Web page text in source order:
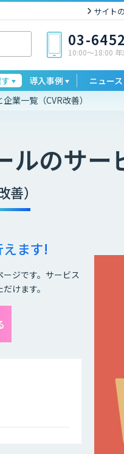
サイト
03-
10:00〜18:00 年
導入事例 ニュース
業一覧（CVR改善）
ルのサー
善）
ます!
ジです。サービス
けます。
するフローを作成